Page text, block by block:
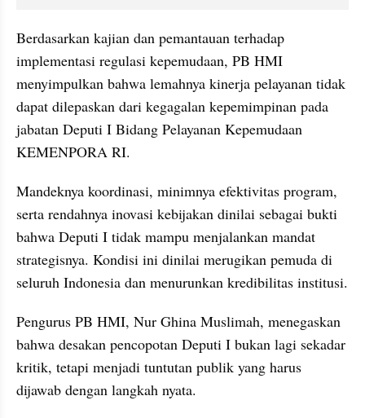
Berdasarkan kajian dan pemantauan terhadap
implementasi regulasi kepemudaan, PB HMI
menyimpulkan bahwa lemahnya kinerja pelayanan tidak
dapat dilepaskan dari kegagalan kepemimpinan pada
jabatan Deputi I Bidang Pelayanan Kepemudaan
KEMENPORA RI.
Mandeknya koordinasi, minimnya efektivitas program,
serta rendahnya inovasi kebijakan dinilai sebagai bukti
bahwa Deputi I tidak mampu menjalankan mandat
strategisnya. Kondisi ini dinilai merugikan pemuda di
seluruh Indonesia dan menurunkan kredibilitas institusi.
Pengurus PB HMI, Nur Ghina Muslimah, menegaskan
bahwa desakan pencopotan Deputi I bukan lagi sekadar
kritik, tetapi menjadi tuntutan publik yang harus
dijawab dengan langkah nyata.